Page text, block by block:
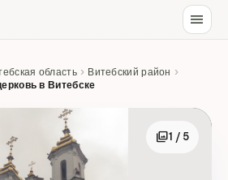
menu
область › Витебский район ›
в Витебске
photo_library1 / 5